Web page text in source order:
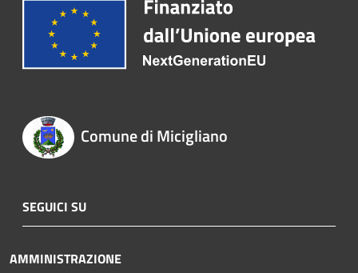
Comune di Micigliano
SEGUICI SU
AMMINISTRAZIONE